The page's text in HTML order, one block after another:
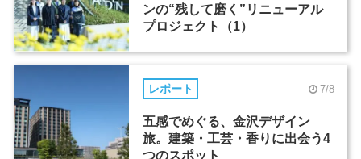
ンの“残して磨く”リニューアル
プロジェクト（1）
レポート 7/8
五感でめぐる、金沢デザイン
旅。建築・工芸・香りに出会う4
つのスポット